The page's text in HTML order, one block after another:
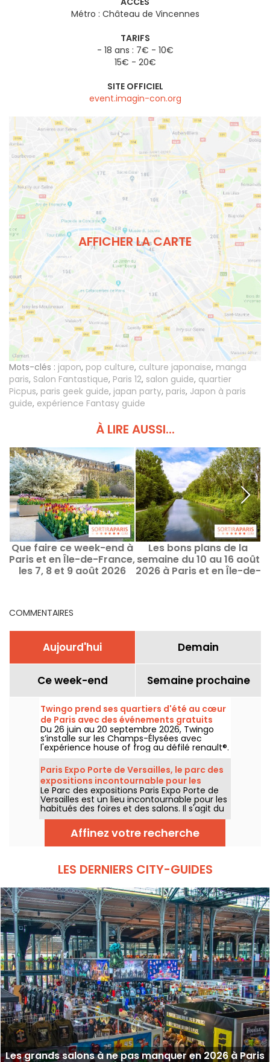
Métro : Château de Vincennes
TARIFS
- 18 ans : 7€ - 10€
15€ - 20€
SITE OFFICIEL
event.imagin-con.org
AFFICHER LA CARTE
Mots-clés : japon, pop culture, culture japonaise, manga
paris, Salon Fantastique, Paris 12, salon guide, quartier
Picpus, paris geek guide, japan party, paris, Japon à paris
guide, expérience Fantasy guide
À LIRE AUSSI...
Que faire ce week-end à
Paris et en Île-de-France,
les 7, 8 et 9 août 2026
Les bons plans de la
semaine du 10 au 16 août
2026 à Paris et en Île-de-
COMMENTAIRES
Aujourd'hui Demain
Ce week-end Semaine prochaine
Twingo prend ses quartiers d'été au cœur
de Paris avec des événements gratuits
(expo, stand-up, dj sets...)
Du 26 juin au 20 septembre 2026, Twingo
s’installe sur les Champs-Élysées avec
l'expérience house of frog au défilé renault®.
Au programme : une expo immersive, du
stand-up, des DJ sets, des talks, sans oublier
d'autres activités et animations. L'entrée est
libre et gratuite, avec l'accès aux
événements sur inscription préalable (lien
dans l'article)
Paris Expo Porte de Versailles, le parc des
expositions incontournable pour les
grands salons
Le Parc des expositions Paris Expo Porte de
Versailles est un lieu incontournable pour les
habitués des foires et des salons. Il s'agit du
deuxième plus grand parc des expositions
de France et il accueille à la fois des grands
événements attendus de la capitale ainsi
que des expositions XXL.
Affinez votre recherche
LES DERNIERS CITY-GUIDES
Les grands salons à ne pas manquer en 2026 à Paris